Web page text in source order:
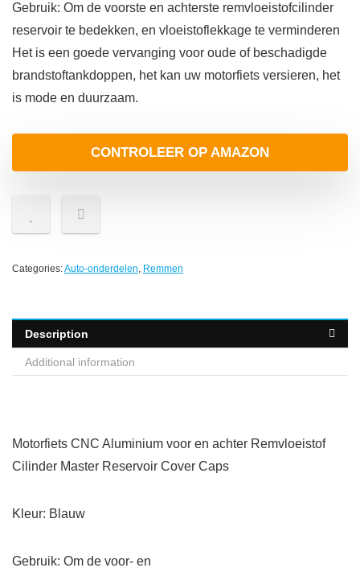
Gebruik: Om de voorste en achterste remvloeistofcilinder
reservoir te bedekken, en vloeistoflekkage te verminderen
Het is een goede vervanging voor oude of beschadigde
brandstoftankdoppen, het kan uw motorfiets versieren, het
is mode en duurzaam.
CONTROLEER OP AMAZON
Categories:Auto-onderdelen, Remmen
Description
Additional information
Motorfiets CNC Aluminium voor en achter Remvloeistof
Cilinder Master Reservoir Cover Caps
Kleur: Blauw
Gebruik: Om de voor- en